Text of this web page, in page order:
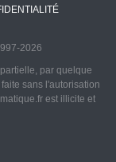
2026
par quelque
sans l'autorisation
est illicite et